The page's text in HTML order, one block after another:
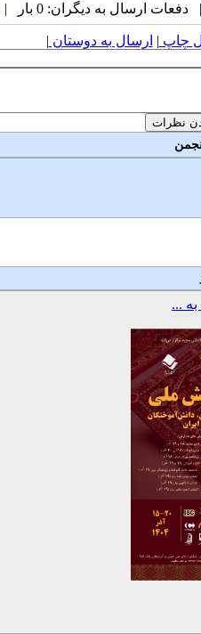
ارسال به دیگران: 0 بار |
چاپ | ارسال به دوستان |
به ...